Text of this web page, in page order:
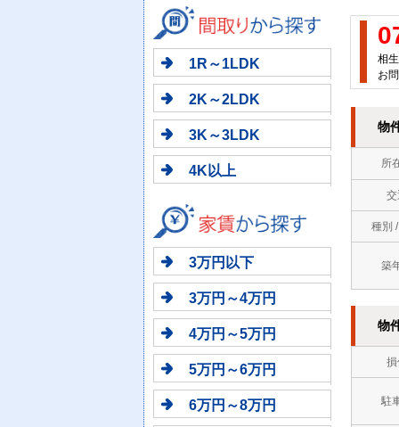
相
お
物
所
交
種別
築
物
損
駐
1R～1LDK
2K～2LDK
3K～3LDK
4K以上
3万円以下
3万円～4万円
4万円～5万円
5万円～6万円
6万円～8万円